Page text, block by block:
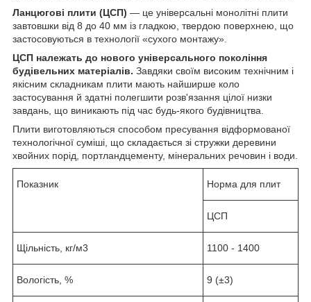
Ланцюгові плити (ЦСП) — це універсальні монолітні плити
завтовшки від 8 до 40 мм із гладкою, твердою поверхнею, що
застосовуються в технології «сухого монтажу».
ЦСП належать до нового універсального покоління
будівельних матеріалів. Завдяки своїм високим технічним і
якісним складникам плити мають найширше коло
застосування й здатні полегшити розв'язання цілої низки
завдань, що виникають під час будь-якого будівництва.
Плити виготовляються способом пресування відформованої
технологічної суміші, що складається зі стружки деревини
хвойних порід, портландцементу, мінеральних речовин і води.
Показник Норма для плит
ЦСП
Щільність, кг/м3 1100 - 1400
Вологість, % 9 (±3)